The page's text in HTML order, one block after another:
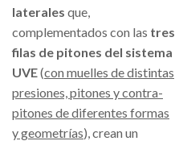
laterales que,
complementados con las tres
filas de pitones del sistema
UVE(con muelles de distintas
presiones, pitones y contra-
pitones de diferentes formas
y geometrías), crean un